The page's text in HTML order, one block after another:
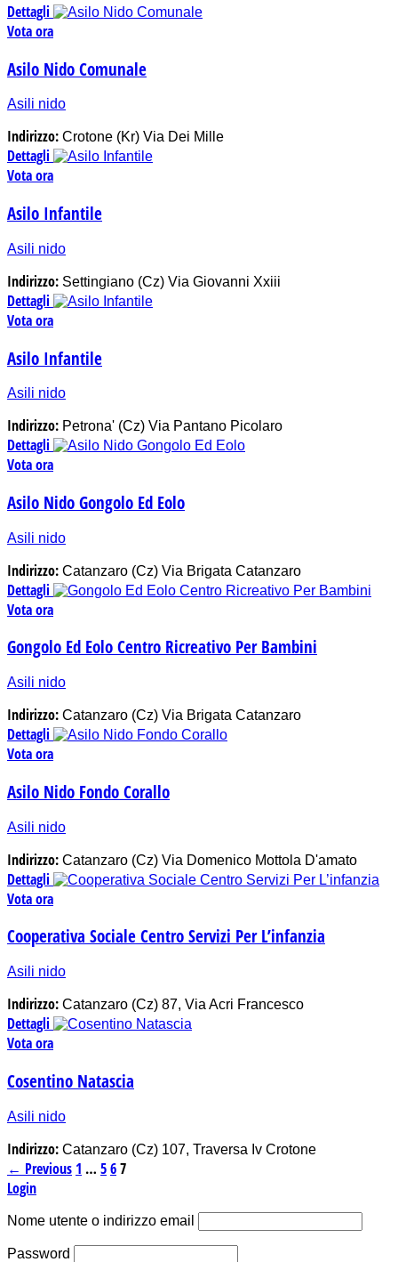
Dettagli
Vota ora
Asilo Nido Comunale
Asili nido
Indirizzo: Crotone (Kr) Via Dei Mille
Dettagli
Vota ora
Asilo Infantile
Asili nido
Indirizzo: Settingiano (Cz) Via Giovanni Xxiii
Dettagli
Vota ora
Asilo Infantile
Asili nido
Indirizzo: Petrona' (Cz) Via Pantano Picolaro
Dettagli
Vota ora
Asilo Nido Gongolo Ed Eolo
Asili nido
Indirizzo: Catanzaro (Cz) Via Brigata Catanzaro
Dettagli
Vota ora
Gongolo Ed Eolo Centro Ricreativo Per Bambini
Asili nido
Indirizzo: Catanzaro (Cz) Via Brigata Catanzaro
Dettagli
Vota ora
Asilo Nido Fondo Corallo
Asili nido
Indirizzo: Catanzaro (Cz) Via Domenico Mottola D'amato
Dettagli
Vota ora
Cooperativa Sociale Centro Servizi Per L’infanzia
Asili nido
Indirizzo: Catanzaro (Cz) 87, Via Acri Francesco
Dettagli
Vota ora
Cosentino Natascia
Asili nido
Indirizzo: Catanzaro (Cz) 107, Traversa Iv Crotone
← Previous 1 … 567
Login
Nome utente o indirizzo email
Password